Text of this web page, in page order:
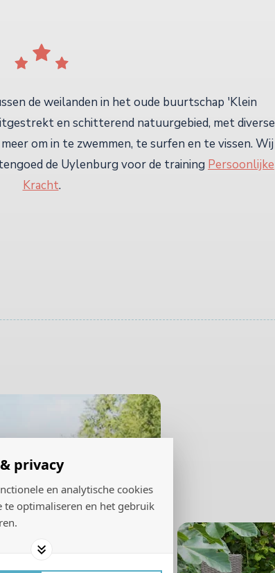
privacy
en analytische cookies
te optimaliseren en het gebruik
de weilanden in het oude buurtschap 'Klein
en schitterend natuurgebied, met diverse
om in te zwemmen, te surfen en te vissen. Wij
de Uylenburg voor de training Persoonlijke
Kracht.